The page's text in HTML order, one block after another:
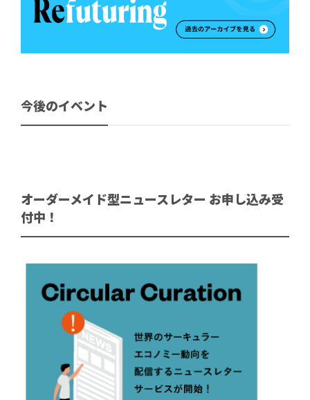
今後のイベント
オーダーメイド型ニュースレター お申し込み受
付中！